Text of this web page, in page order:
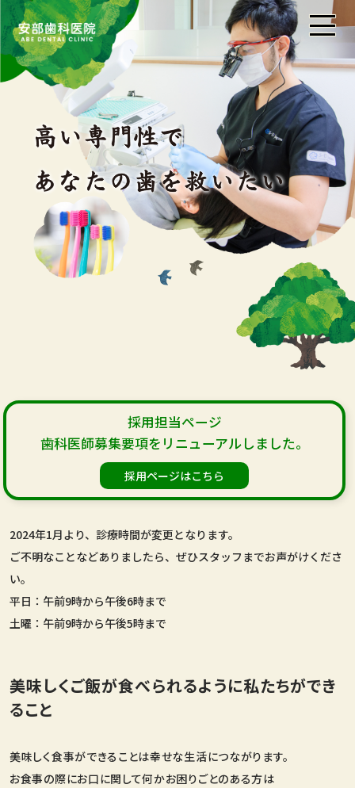
採用担当ページ
歯科医師募集要項をリニューアルしました。
採用ページはこちら
2024年1月より、診療時間が変更となります。
ご不明なことなどありましたら、ぜひスタッフまでお声がけくださ
い。
平日：午前9時から午後6時まで
土曜：午前9時から午後5時まで
美味しくご飯が食べられるように私たちができ
ること
美味しく⾷事ができることは幸せな⽣活につながります。
お⾷事の際にお⼝に関して何かお困りごとのある⽅は